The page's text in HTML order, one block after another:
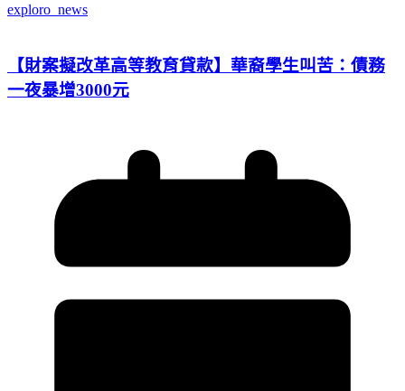
exploro_news
【財案擬改革高等教育貸款】華裔學生叫苦：債務
一夜暴增3000元